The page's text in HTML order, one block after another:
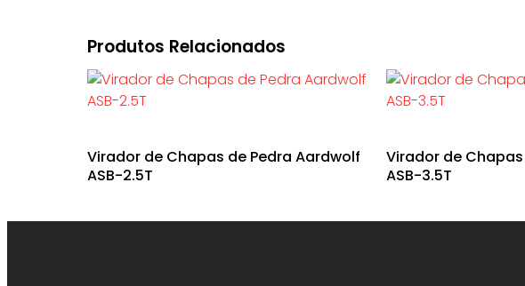
Produtos Relacionados
Virador de Chapas de Pedra Aardwolf
ASB-2.5T
Virador de
ASB-3.5T